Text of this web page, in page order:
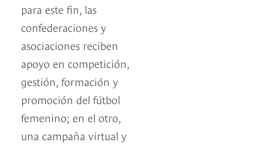
para este fin, las
confederaciones y
asociaciones reciben
apoyo en competición,
gestión, formación y
promoción del fútbol
femenino; en el otro,
una campaña virtual y